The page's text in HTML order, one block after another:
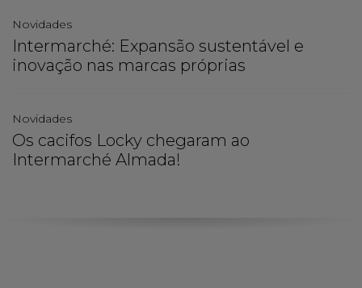
Novidades
Intermarché: Expansão sustentável e
inovação nas marcas próprias
Novidades
Os cacifos Locky chegaram ao
Intermarché Almada!